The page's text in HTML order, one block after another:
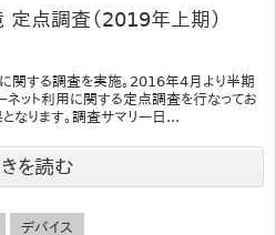
定点調査（2019年上期）
関する調査を実施。2016年4月より半期
ネット利用に関する定点調査を行なってお
なります。調査サマリー日...
を読む
デバイス